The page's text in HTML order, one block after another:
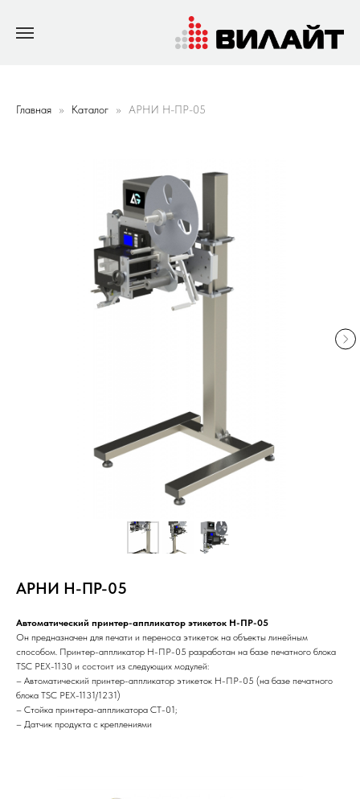
Главная Каталог АРНИ Н-ПР-05
АРНИ Н-ПР-05
Автоматический принтер-аппликатор этикеток H-ПР-05
Он предназначен для печати и переноса этикеток на объекты линейным
способом. Принтер-аппликатор Н-ПР-05 разработан на базе печатного блока
TSC PEX-1130 и состоит из следующих модулей:
– Автоматический принтер-аппликатор этикеток Н-ПР-05 (на базе печатного
блока TSC PEX-1131/1231)
– Стойка принтера-аппликатора СТ-01;
– Датчик продукта с креплениями